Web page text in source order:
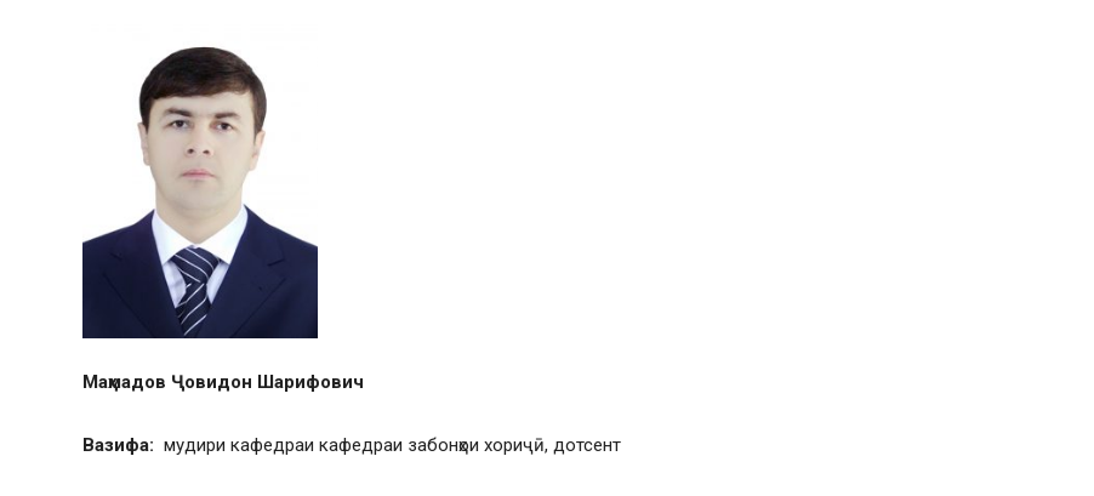
Маҳмадов Ҷовидон Шарифович
Вазифа: мудири кафедраи кафедраи забонҳои хориҷӣ, дотсент